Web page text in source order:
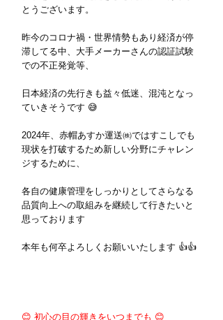
とうございます。
昨今のコロナ禍・世界情勢もあり経済が停
滞してる中、大手メーカーさんの認証試験
での不正発覚等、
日本経済の先行きも益々低迷、混沌となっ
ていきそうです 😅
2024年、赤帽あすか運送㈱ではすこしでも
現状を打破するため新しい分野にチャレン
ジするために、
各自の健康管理をしっかりとしてさらなる
品質向上への取組みを継続して行きたいと
思っております
本年も何卒よろしくお願いいたします 👍👍
😊 初心の目の輝きをいつまでも 😊